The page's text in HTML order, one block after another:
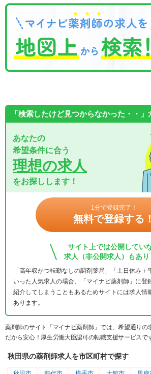
「検索したけど見つからなかった・・」
あなたの
希望条件に合う
理想の求人
をお探しします！
1分で登録完了！
無料で登録する！
サイト上では公開してい
求人（非公開求人）もあり
「高年収かつ転勤なしの調剤薬局」「土日休み＋
いった人気求人の場合、「マイナビ薬剤師」に登
紹介してしまうこともあるためサイトには求人情
あります。
薬剤師のサイト「マイナビ薬剤師」では、希望通りの
だから安心！厚生労働大臣認可の転職支援サービスで
秋田県の薬剤師求人を市区町村で探す